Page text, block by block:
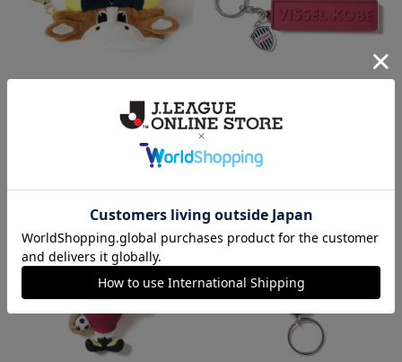
なりきりモーヴィターバンキー
スクエア2層ラバーキーホルダー
1,400円